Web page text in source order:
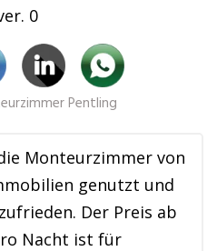
0
Pentling
Monteurzimmer von
genutzt und
Der Preis ab
Nacht ist für